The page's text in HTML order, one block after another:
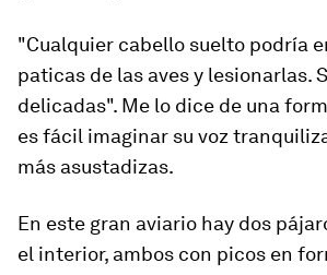
"Cualquier cabello suelto podría
paticas de las aves y lesionarlas.
delicadas". Me lo dice de una
es fácil imaginar su voz
más asustadizas.
En este gran aviario hay dos
el interior, ambos con picos en